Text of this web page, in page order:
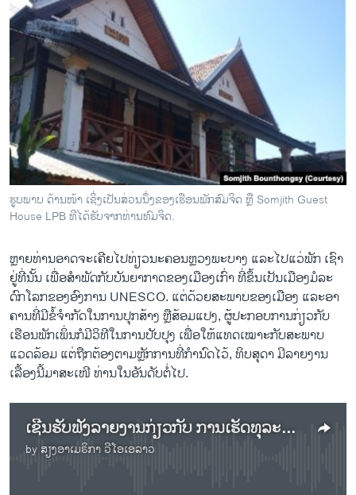
ອິດສະຫຼະພາບດ້ານການຂ່າວ
ຊີວິດຊາວລາວ
ຊຸມຊົນຊາວລາວ
ວິທະຍາສາດ-ເທັກໂນໂລຈີ
ທຸລະກິດ
ພາສາອັງກິດ
ວີດີໂອ
ສຽງ
ລາຍງານ
ຕິດຕາມພວກເຮົາ ທີ່
ພາສາຕ່າງໆ
ຮູບພາບ ດ້ານໜ້າ ເຊິ່ງເປັນສ່ວນນຶ່ງຂອງເຮືອນພັກສົມຈິດ ຫຼື Somjith Guest
House LPB ທີໄດ້ຮັບຈາກທ່ານທົມຈິດ.
ຫຼາຍທ່ານອາດຈະເຄີຍໄປທ່ຽວນະ​ຄອນຫຼວງພະບາງ ແລະໄປແວ່ພັກ ເຊົາ
ຢູ່ທີ່ນັ້ນ ເພື່ອສໍາພັດກັບບັນຍາກາດຂອງເມືອງເກົ່າ ທີ່ຂຶ້ນເປັນເມືອງມໍລະ
ດົກໂລກຂອງອົງການ UNESCO. ແຕ່ດ້ວຍສະພາບຂອງເມືອງ ແລະອາ
ຄານທີ່ມີຂໍ້ຈໍາກັດໃນການປຸກສ້າງ ຫຼືສ້ອມແປງ, ຜູ້ປະກອບການກ່ຽວກັບ
ເຮືອນພັກເພິ່ນກໍມີວິທີໃນການປັບປຸງ ເພື່ອໃຫ້ແທດເໝາະກັບສະພາບ
ແວດລ້ອມ ແຕ່ຖືກຕ້ອງຕາມຫຼັກການທີ່ກໍານົດໄວ້, ທິບສຸດາ ມີລາຍງານ
ເລື້ອງນີ້ມາສະເໜີ ທ່ານໃນອັນດັບຕໍ່ໄປ.
ເຊີນຮັບຟັງລາຍງານກ່ຽວກັບ ການເຮັດທຸລະກິດກ່ຽວກັບເຮືອນພັກຢູ່ເມືອງມໍລະດົກໂລກ ຫຼວງພະບາງ.
by ສຽງອາເມຣິກາ ວີໂອເອລາວ
No media source currently available